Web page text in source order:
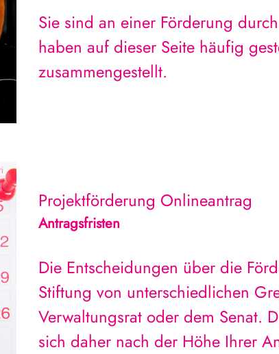
Sie sind an einer Förderung
haben auf dieser Seite häufig
zusammengestellt.
Projektförderung Onlineantrag
Antragsfristen
Die Entscheidungen über die
Stiftung von unterschiedlichen
Verwaltungsrat oder dem Senat.
sich daher nach der Höhe Ihrer